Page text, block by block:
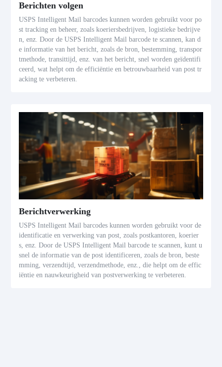
Berichten volgen
USPS Intelligent Mail barcodes kunnen worden gebruikt voor po
st tracking en beheer, zoals koeriersbedrijven, logistieke bedrijve
n, enz. Door de USPS Intelligent Mail barcode te scannen, kan d
e informatie van het bericht, zoals de bron, bestemming, transpor
tmethode, transittijd, enz. van het bericht, snel worden geïdentifi
ceerd, wat helpt om de efficiëntie en betrouwbaarheid van post tr
acking te verbeteren.
Berichtverwerking
USPS Intelligent Mail barcodes kunnen worden gebruikt voor de
identificatie en verwerking van post, zoals postkantoren, koerier
s, enz. Door de USPS Intelligent Mail barcode te scannen, kunt u
snel de informatie van de post identificeren, zoals de bron, beste
mming, verzendtijd, verzendmethode, enz., die helpt om de effic
iëntie en nauwkeurigheid van postverwerking te verbeteren.